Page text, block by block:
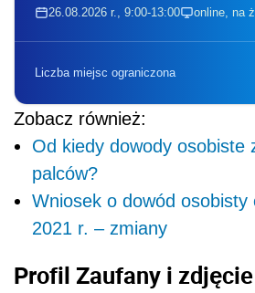
26.08.2026 r., 9:00-13:00 online, na
Liczba miejsc ograniczona
Zobacz również:
Od kiedy dowody osobiste
palców?
Wniosek o dowód osobisty
2021 r. – zmiany
Profil Zaufany i zdjęcie